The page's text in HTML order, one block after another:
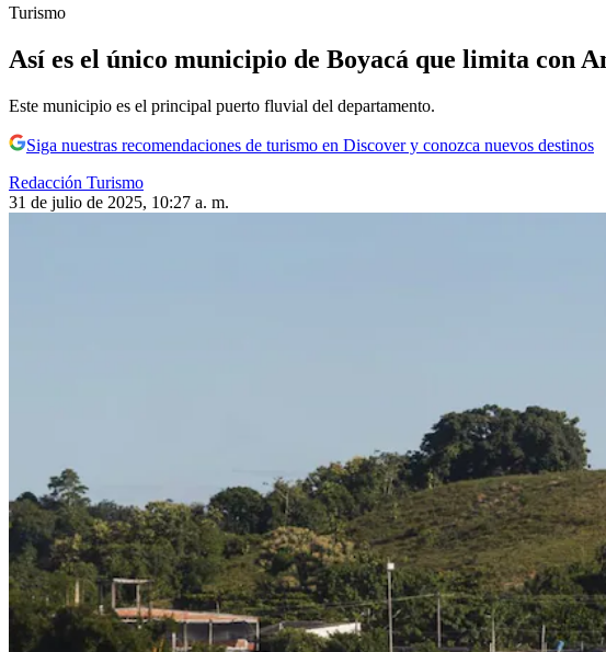
Turismo
Así es el único municipio de Boyacá que limita con
Este municipio es el principal puerto fluvial del departamento.
Siga nuestras recomendaciones de turismo en Discover y conozca nuevos destinos
Redacción Turismo
31 de julio de 2025, 10:27 a. m.